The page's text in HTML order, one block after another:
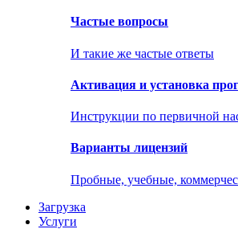
Частые вопросы
И такие же частые ответы
Активация и установка
Инструкции по первичной
Варианты лицензий
Пробные, учебные,
Загрузка
Услуги